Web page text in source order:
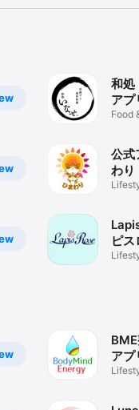
和処
アプ
Food
公
わり
ピ
式ア
アプ